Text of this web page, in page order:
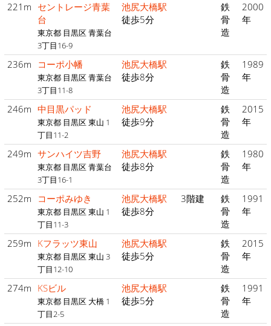
221m セントレージ青葉
台
東京都 目黒区 青葉台
3丁目16-9
池尻大橋駅
徒歩5分
鉄
骨
造
2000
年
236m コーポ小幡
東京都 目黒区 青葉台
3丁目11-8
池尻大橋駅
徒歩8分
鉄
骨
造
1989
年
246m 中目黒パッド
東京都 目黒区 東山 1
丁目11-2
池尻大橋駅
徒歩9分
鉄
骨
造
2015
年
249m サンハイツ吉野
東京都 目黒区 青葉台
3丁目16-1
池尻大橋駅
徒歩8分
鉄
骨
造
1980
年
252m コーポみゆき
東京都 目黒区 東山 1
丁目11-3
池尻大橋駅
徒歩8分
3階建
鉄
骨
造
1991
年
259m Kフラッツ東山
東京都 目黒区 東山 3
丁目12-10
池尻大橋駅
徒歩5分
鉄
骨
造
2015
年
274m KSビル
東京都 目黒区 大橋 1
丁目2-5
池尻大橋駅
徒歩5分
鉄
骨
造
1991
年